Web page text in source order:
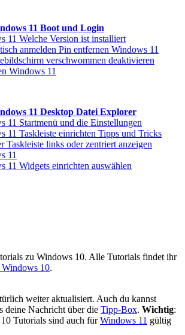
11 Boot und Login
11 Welche Version ist installiert
anmelden Pin entfernen Windows 11
verschwommen deaktivieren
Windows 11
11 Desktop Datei Explorer
11 Startmenü und die Einstellungen
11 Taskleiste einrichten Tipps und Tricks
Taskleiste links oder zentriert anzeigen
11
11 Widgets einrichten auswählen
zu Windows 10. Alle Tutorials findet ihr
10.
weiter aktualisiert. Auch du kannst
deine Nachricht über die Tipp-Box. Wichtig:
Tutorials sind auch fürWindows 11 gültig